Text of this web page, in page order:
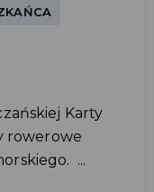
Karty
rowerowe
...